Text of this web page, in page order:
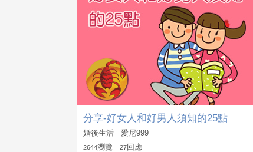
分享-好女人和好男人須知的25點
婚後生活 愛尼999
2644瀏覽 27回應